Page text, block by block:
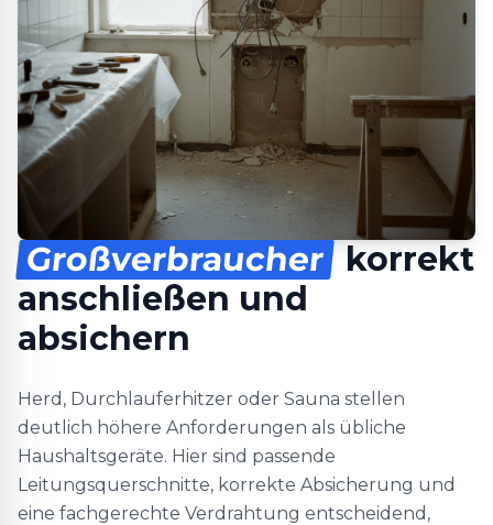
Großverbraucher korrekt
anschließen und
absichern
Herd, Durchlauferhitzer oder Sauna stellen
deutlich höhere Anforderungen als übliche
Haushaltsgeräte. Hier sind passende
Leitungsquerschnitte, korrekte Absicherung und
eine fachgerechte Verdrahtung entscheidend,